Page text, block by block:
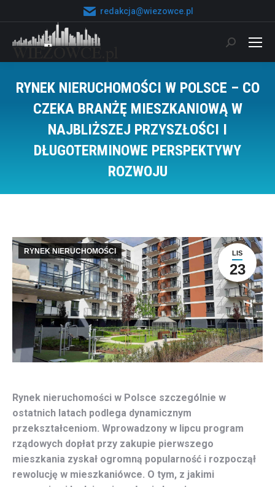
redakcja@wiezowce.pl
Szukaj:
RYNEK NIERUCHOMOŚCI W POLSCE – CO
CZEKA BRANŻĘ MIESZKANIOWĄ W
NAJBLIŻSZEJ PRZYSZŁOŚCI I
DŁUGOTERMINOWE PERSPEKTYWY
ROZWOJU
LIS
23
RYNEK NIERUCHOMOŚCI
Rynek nieruchomości w Polsce szczególnie w
ostatnich latach podlega dynamicznym
przekształceniom. Wprowadzony w lipcu program
rządowych dopłat przy zakupie pierwszego
mieszkania zyskał ogromną popularność i rozpoczął
rewolucję w mieszkaniówce. O tym, z jakimi